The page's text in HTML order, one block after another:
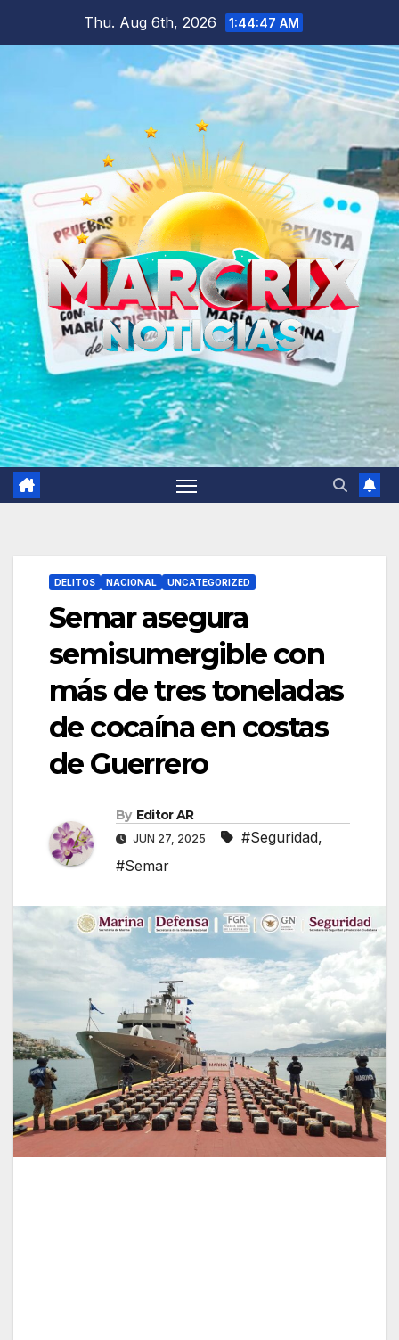
Thu. Aug 6th, 2026 1:44:48 AM
DELITOS NACIONAL UNCATEGORIZED
Semar asegura
semisumergible con
más de tres toneladas
de cocaína en costas
de Guerrero
By Editor AR
JUN 27, 2025 #Seguridad,
#Semar